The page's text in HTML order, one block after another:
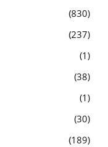
830
237
1
38
1
30
189